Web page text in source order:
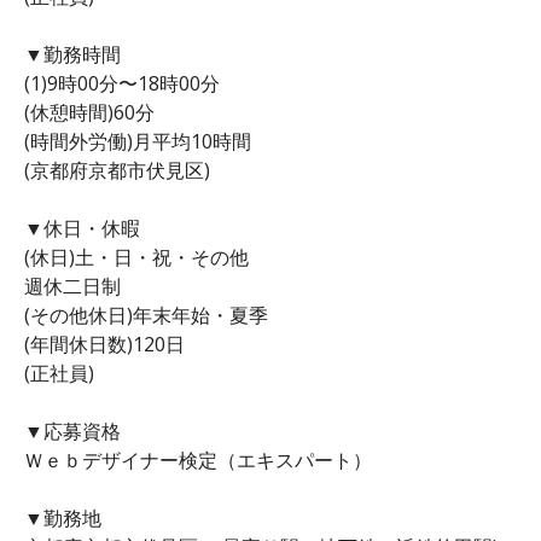
▼勤務時間
(1)9時00分〜18時00分
(休憩時間)60分
(時間外労働)月平均10時間
(京都府京都市伏見区)
▼休日・休暇
(休日)土・日・祝・その他
週休二日制
(その他休日)年末年始・夏季
(年間休日数)120日
(正社員)
▼応募資格
Ｗｅｂデザイナー検定（エキスパート）
▼勤務地